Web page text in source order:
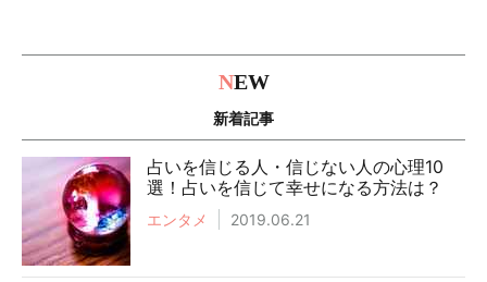
NEW
新着記事
占いを信じる人・信じない人の心理10
選！占いを信じて幸せになる方法は？
エンタメ 2019.06.21